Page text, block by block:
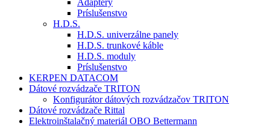
Príslušenstvo
H.D.S.
H.D.S. univerzálne panely
H.D.S. trunkové káble
H.D.S. moduly
Príslušenstvo
KERPEN DATACOM
Dátové rozvádzače TRITON
Konfigurátor dátových rozvádzačov TRITON
Dátové rozvádzače Rittal
Elektroinštalačný materiál OBO Bettermann